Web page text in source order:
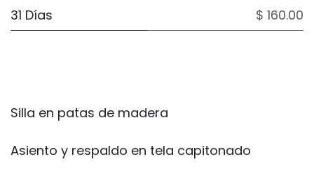
31 Días
$ 160.00
Silla en patas de madera
Asiento y respaldo en tela capitonado